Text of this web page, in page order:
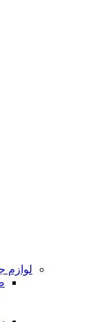
لوازم